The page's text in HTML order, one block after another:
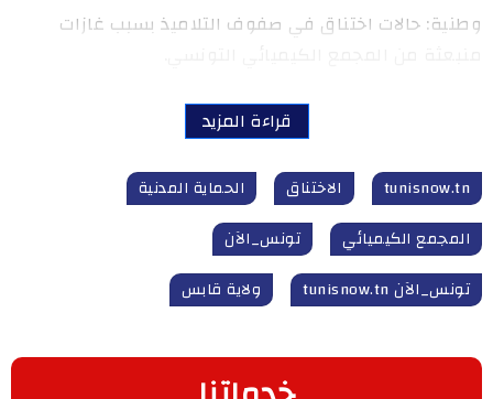
وطنية: حالات اختناق في صفوف التلاميذ بسبب غازات
قراءة المزيد
tunisnow.tn الاختناق
الحماية المدنية
المجمع الكيميائي
تونس_الآن
تونس_الآن tunisnow.tn
ولاية قابس